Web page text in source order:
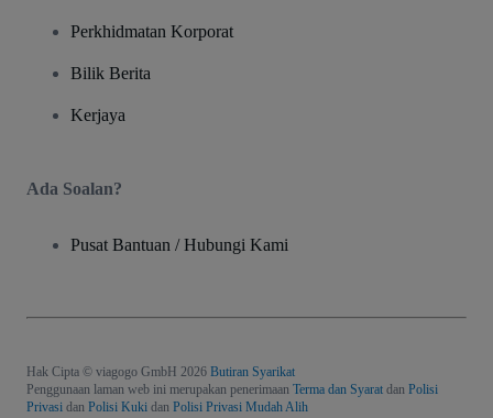
Perkhidmatan Korporat
Bilik Berita
Kerjaya
Ada Soalan?
Pusat Bantuan / Hubungi Kami
Hak Cipta © viagogo GmbH 2026 Butiran Syarikat
Penggunaan laman web ini merupakan penerimaan Terma dan Syarat dan Polisi
Privasi dan Polisi Kuki dan Polisi Privasi Mudah Alih